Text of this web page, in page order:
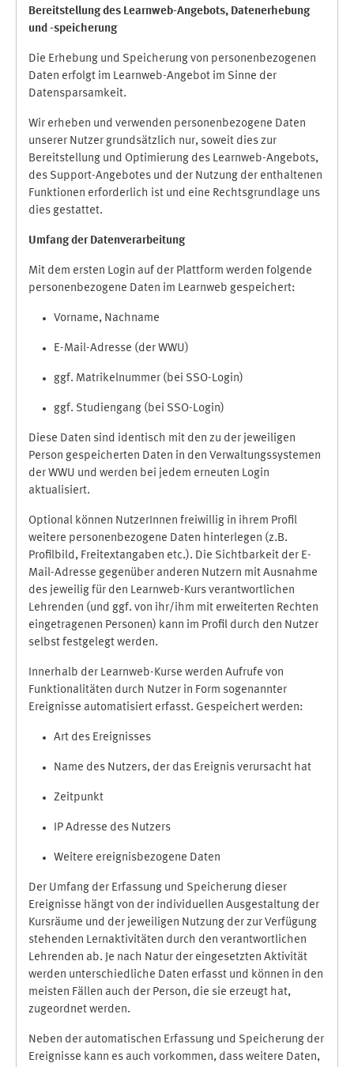
Bereitstellung des Learnweb-Angebots, Datenerhebung
und -speicherung
Die Erhebung und Speicherung von personenbezogenen
Daten erfolgt im Learnweb-Angebot im Sinne der
Datensparsamkeit.
Wir erheben und verwenden personenbezogene Daten
unserer Nutzer grundsätzlich nur, soweit dies zur
Bereitstellung und Optimierung des Learnweb-Angebots,
des Support-Angebotes und der Nutzung der enthaltenen
Funktionen erforderlich ist und eine Rechtsgrundlage uns
dies gestattet.
Umfang der Datenverarbeitung
Mit dem ersten Login auf der Plattform werden folgende
personenbezogene Daten im Learnweb gespeichert:
Vorname, Nachname
E-Mail-Adresse (der WWU)
ggf. Matrikelnummer (bei SSO-Login)
ggf. Studiengang (bei SSO-Login)
Diese Daten sind identisch mit den zu der jeweiligen
Person gespeicherten Daten in den Verwaltungssystemen
der WWU und werden bei jedem erneuten Login
aktualisiert.
Optional können NutzerInnen freiwillig in ihrem Profil
weitere personenbezogene Daten hinterlegen (z.B.
Profilbild, Freitextangaben etc.). Die Sichtbarkeit der E-
Mail-Adresse gegenüber anderen Nutzern mit Ausnahme
des jeweilig für den Learnweb-Kurs verantwortlichen
Lehrenden (und ggf. von ihr/ihm mit erweiterten Rechten
eingetragenen Personen) kann im Profil durch den Nutzer
selbst festgelegt werden.
Innerhalb der Learnweb-Kurse werden Aufrufe von
Funktionalitäten durch Nutzer in Form sogenannter
Ereignisse automatisiert erfasst. Gespeichert werden:
Art des Ereignisses
Name des Nutzers, der das Ereignis verursacht hat
Zeitpunkt
IP Adresse des Nutzers
Weitere ereignisbezogene Daten
Der Umfang der Erfassung und Speicherung dieser
Ereignisse hängt von der individuellen Ausgestaltung der
Kursräume und der jeweiligen Nutzung der zur Verfügung
stehenden Lernaktivitäten durch den verantwortlichen
Lehrenden ab. Je nach Natur der eingesetzten Aktivität
werden unterschiedliche Daten erfasst und können in den
meisten Fällen auch der Person, die sie erzeugt hat,
zugeordnet werden.
Neben der automatischen Erfassung und Speicherung der
Ereignisse kann es auch vorkommen, dass weitere Daten,